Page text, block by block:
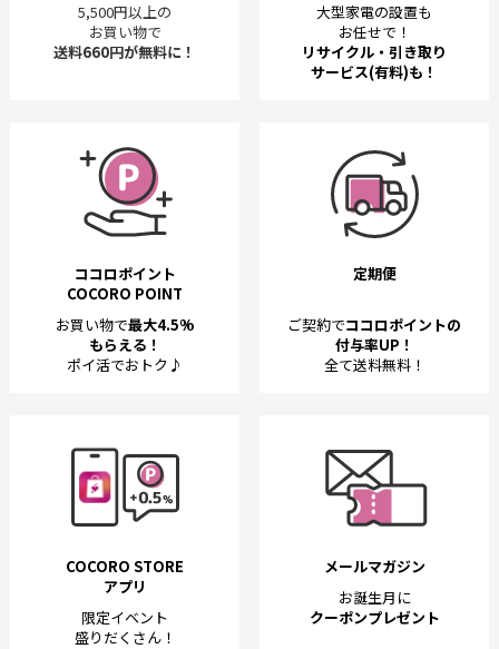
5,500円以上の
お買い物で
送料660円が無料に！
大型家電の設置も
お任せで！
リサイクル・引き取り
サービス(有料)も！
ココロポイント
COCORO POINT
お買い物で最大4.5%
もらえる！
ポイ活でおトク♪
定期便
ご契約でココロポイントの
付与率UP！
全て送料無料！
COCORO STORE
アプリ
限定イベント
盛りだくさん！
メールマガジン
お誕生月に
クーポンプレゼント